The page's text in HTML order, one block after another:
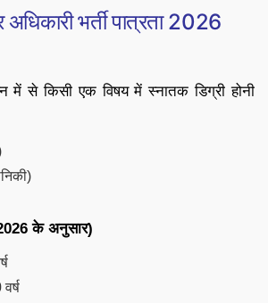
अधिकारी भर्ती पात्रता 2026
में से किसी एक विषय में स्नातक डिग्री होनी
के अनुसार)